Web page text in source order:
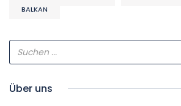
BALKAN
Über uns